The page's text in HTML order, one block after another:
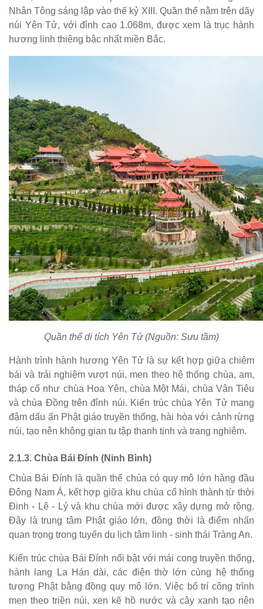
Nhân Tông sáng lập vào thế kỷ XIII. Quần thể nằm trên dãy
núi Yên Tử, với đỉnh cao 1.068m, được xem là trục hành
hương linh thiêng bậc nhất miền Bắc.
Quần thể di tích Yên Tử (Nguồn: Sưu tầm)
Hành trình hành hương Yên Tử là sự kết hợp giữa chiêm
bái và trải nghiệm vượt núi, men theo hệ thống chùa, am,
tháp cổ như chùa Hoa Yên, chùa Một Mái, chùa Vân Tiêu
và chùa Đồng trên đỉnh núi. Kiến trúc chùa Yên Tử mang
đậm dấu ấn Phật giáo truyền thống, hài hòa với cảnh rừng
núi, tạo nên không gian tu tập thanh tịnh và trang nghiêm.
2.1.3. Chùa Bái Đính (Ninh Bình)
Chùa Bái Đính là quần thể chùa có quy mô lớn hàng đầu
Đông Nam Á, kết hợp giữa khu chùa cổ hình thành từ thời
Đinh - Lê - Lý và khu chùa mới được xây dựng mở rộng.
Đây là trung tâm Phật giáo lớn, đồng thời là điểm nhấn
quan trọng trong tuyến du lịch tâm linh - sinh thái Tràng An.
Kiến trúc chùa Bái Đính nổi bật với mái cong truyền thống,
hành lang La Hán dài, các điện thờ lớn cùng hệ thống
tượng Phật bằng đồng quy mô lớn. Việc bố trí công trình
men theo triền núi, xen kẽ hồ nước và cây xanh tạo nên